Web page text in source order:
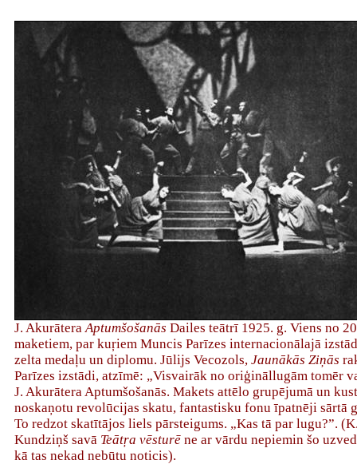
J. AkurāteraAptumšošanās Dailes teātrī 1925. g. Viens no 20
maketiem, par kuŗiem Muncis Parīzes internacionālajā
zelta medaļu un diplomu. Jūlijs Vecozols, Jaunākās Ziņās
Parīzes izstādi, atzīmē: „Visvairāk no oriģināllugām tomēr
J. Akurātera Aptumšošanās. Makets attēlo grupējumā un
noskaņotu revolūcijas skatu, fantastisku fonu īpatnēji sārtā
To redzot skatītājos liels pārsteigums. „Kas tā par lugu?”.
Kundziņš savā Teātŗa vēsturē ne ar vārdu nepiemin šo
kā tas nekad nebūtu noticis).